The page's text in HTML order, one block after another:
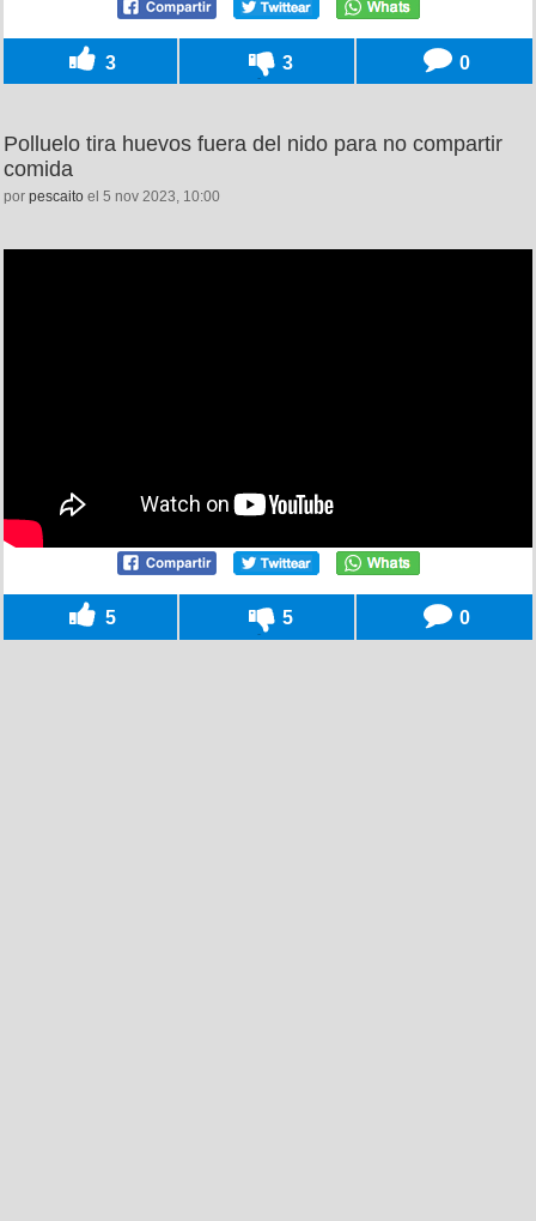
3 3 0
Polluelo tira huevos fuera del nido para no compartir
comida
por pescaito el 5 nov 2023, 10:00
5 5 0